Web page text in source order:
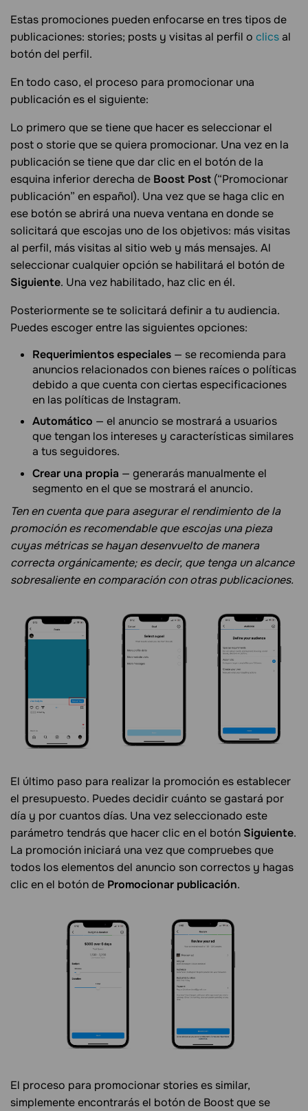
Estas promociones pueden enfocarse en tres tipos de
publicaciones: stories; posts y visitas al perfil o clicsal
botón del perfil.
En todo caso, el proceso para promocionar una
publicación es el siguiente:
Lo primero que se tiene que hacer es seleccionar el
post o storie que se quiera promocionar. Una vez en la
publicación se tiene que dar clic en el botón de la
esquina inferior derecha de Boost Post (“Promocionar
publicación” en español). Una vez que se haga clic en
ese botón se abrirá una nueva ventana en donde se
solicitará que escojas uno de los objetivos: más visitas
al perfil, más visitas al sitio web y más mensajes. Al
seleccionar cualquier opción se habilitará el botón de
Siguiente. Una vez habilitado, haz clic en él.
Posteriormente se te solicitará definir a tu audiencia.
Puedes escoger entre las siguientes opciones:
Requerimientos especiales — se recomienda para
anuncios relacionados con bienes raíces o políticas
debido a que cuenta con ciertas especificaciones
en las políticas de Instagram.
Automático — el anuncio se mostrará a usuarios
que tengan los intereses y características similares
a tus seguidores.
Crear una propia — generarás manualmente el
segmento en el que se mostrará el anuncio.
Ten en cuenta que para asegurar el rendimiento de la
promoción es recomendable que escojas una pieza
cuyas métricas se hayan desenvuelto de manera
correcta orgánicamente; es decir, que tenga un alcance
sobresaliente en comparación con otras publicaciones.
El último paso para realizar la promoción es establecer
el presupuesto. Puedes decidir cuánto se gastará por
día y por cuantos días. Una vez seleccionado este
parámetro tendrás que hacer clic en el botón Siguiente.
La promoción iniciará una vez que compruebes que
todos los elementos del anuncio son correctos y hagas
clic en el botón de Promocionar publicación.
El proceso para promocionar stories es similar,
simplemente encontrarás el botón de Boost que se